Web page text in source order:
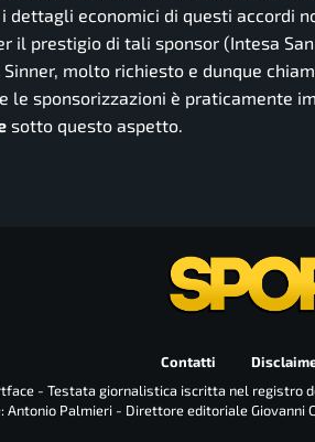
dettagli economici di questi accordi
prestigio di tali sponsor (Intesa
molto richiesto e dunque
le sponsorizzazioni è praticamente
sotto questo aspetto.
Contatti
- Testata giornalistica iscritta nel registro
Palmieri - Direttore editoriale Giovanni